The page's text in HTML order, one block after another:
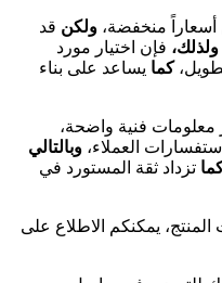
منخفضة، ولكن قد
ولذلك، فإن اختيار مورد
كما يساعد على بناء
فنية واضحة،
العملاء، وبالتالي
تزداد ثقة المستورد في
يمكنكم الاطلاع على